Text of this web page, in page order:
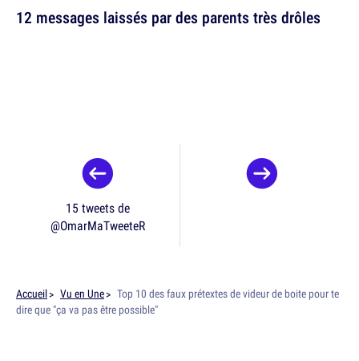
12 messages laissés par des parents très drôles
15 tweets de
@OmarMaTweeteR
Accueil Vu en Une
Top 10 des faux prétextes de videur de boite pour te
dire que "ça va pas être possible"